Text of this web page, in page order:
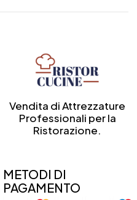
Vendita di Attrezzature
Professionali per la
Ristorazione.
METODI DI
PAGAMENTO